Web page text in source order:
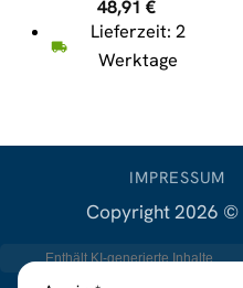
48,91 €
Lieferzeit: 2
Werktage
IMPRESSUM
Copyright 2026 ©